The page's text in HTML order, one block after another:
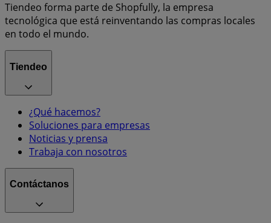
Tiendeo forma parte de Shopfully, la empresa
tecnológica que está reinventando las compras locales
en todo el mundo.
Tiendeo
¿Qué hacemos?
Soluciones para empresas
Noticias y prensa
Trabaja con nosotros
Contáctanos